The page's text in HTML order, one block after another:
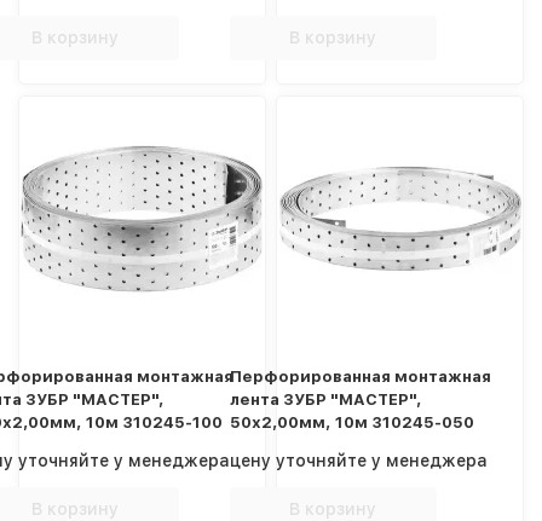
В корзину В корзину
монтажная
ЗУБР "МАСТЕР",
10м 310245-100
уточняйте у менеджера
В корзину
Перфорированная монтажная
лента ЗУБР "МАСТЕР",
50х2,00мм, 10м 310245-050
цену уточняйте у менеджера
В корзину